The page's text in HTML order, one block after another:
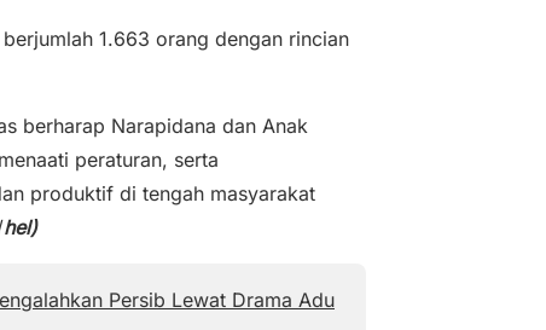
1.663 orang dengan rincian
berharap Narapidana dan Anak
peraturan, serta
produktif di tengah masyarakat
hel)
Persib Lewat Drama Adu